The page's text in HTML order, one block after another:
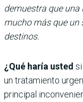
demuestra que
mucho más que un
destinos.
¿Qué haría usted
un tratamiento
principal